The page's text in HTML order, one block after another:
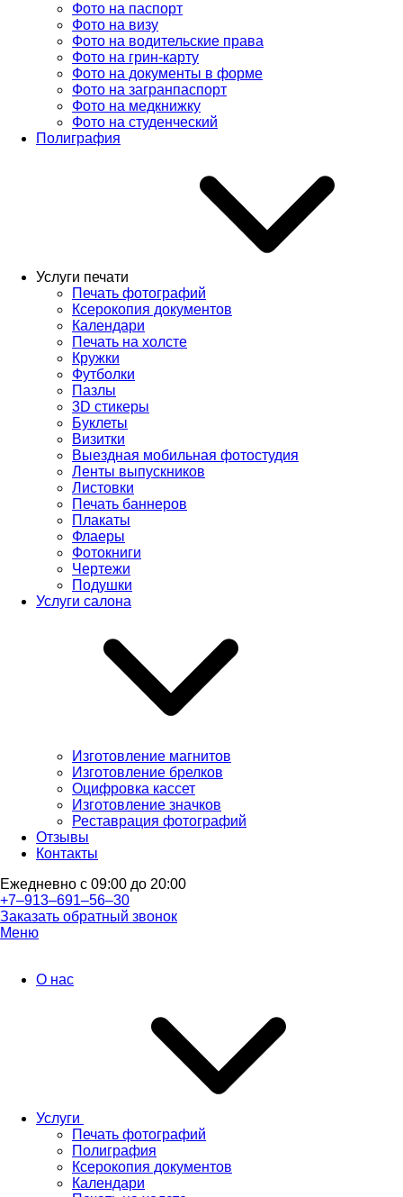
Фото на паспорт
Фото на визу
Фото на водительские права
Фото на грин-карту
Фото на документы в форме
Фото на загранпаспорт
Фото на медкнижку
Фото на студенческий
Полиграфия
Услуги печати
Печать фотографий
Ксерокопия документов
Календари
Печать на холсте
Кружки
Футболки
Пазлы
3D стикеры
Буклеты
Визитки
Выездная мобильная фотостудия
Ленты выпускников
Листовки
Печать баннеров
Плакаты
Флаеры
Фотокниги
Чертежи
Подушки
Услуги салона
Изготовление магнитов
Изготовление брелков
Оцифровка кассет
Изготовление значков
Реставрация фотографий
Отзывы
Контакты
Ежедневно с 09:00 до 20:00
+7‒913‒691‒56‒30
Заказать обратный звонок
Меню
О нас
Услуги
Печать фотографий
Полиграфия
Ксерокопия документов
Календари